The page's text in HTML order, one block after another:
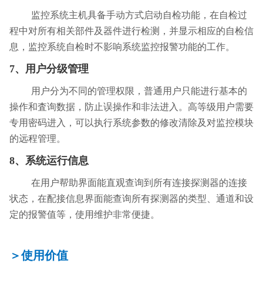
监控系统主机具备手动方式启动自检功能，在自检过
程中对所有相关部件及器件进行检测，并显示相应的自检信
息，监控系统自检时不影响系统监控报警功能的工作。
7、 用户分级管理
用户分为不同的管理权限，普通用户只能进行基本的
操作和査询数据，防止误操作和非法进入。高等级用户需要
专用密码进入，可以执行系统参数的修改清除及对监控模块
的远程管理。
8、 系统运行信息
在用户帮助界面能直观查询到所有连接探测器的连接
状态，在配接信息界面能查询所有探测器的类型、通道和设
定的报警值等，使用维护非常便捷。
＞使用价值